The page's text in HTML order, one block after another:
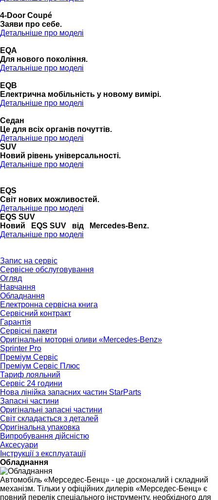
4-Door Coupé
Заяви про себе.
Детальніше про моделі
EQA
Для нового покоління.
Детальніше про моделі
EQB
Електрична мобільність у новому вимірі.
Детальніше про моделі
Седан
Це для всіх органів почуттів.
Детальніше про моделі
SUV
Новий рівень універсальності.
Детальніше про моделі
EQS
Cвіт нових можливостей.
Детальніше про моделі
EQS SUV
Новий EQS SUV від Mercedes-Benz.
Детальніше про моделі
Запис на сервіс
Сервісне обслуговування
Огляд
Навчання
Обладнання
Електронна сервісна книга
Сервісний контракт
Гарантія
Сервісні пакети
Оригінальні моторні оливи «Mercedes-Benz»
Sprinter Pro
Преміум Сервіс
Преміум Сервіс Плюс
Тариф лояльний
Сервіс 24 години
Нова лінійка запасних частин StarParts
Запасні частини
Оригінальні запасні частини
Світ складається з деталей
Оригінальна упаковка
Випробування дійсністю
Аксесуари
Інструкції з експлуатації
Обладнання
Автомобіль «Мерседес-Бенц» - це досконалий і складний
механізм. Тільки у офіційних дилерів «Мерседес-Бенц» є
повний перелік спеціального інструменту, необхідного для